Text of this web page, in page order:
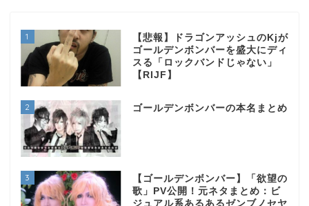
1
【悲報】ドラゴンアッシュのKjが
ゴールデンボンバーを盛大にディ
スる「ロックバンドじゃない」
【RIJF】
2 ゴールデンボンバーの本名まとめ
3
【ゴールデンボンバー】「欲望の
歌」PV公開！元ネタまとめ：ビ
ジュアル系あるあるゼンブノセヤ